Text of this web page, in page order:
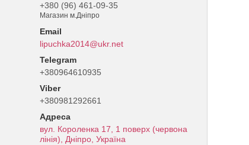
+380 (96) 461-09-35
Магазин м.Дніпро
lipuchka2014@ukr.net
+380964610935
+380981292661
вул. Короленка 17, 1 поверх (червона
лінія), Дніпро, Україна